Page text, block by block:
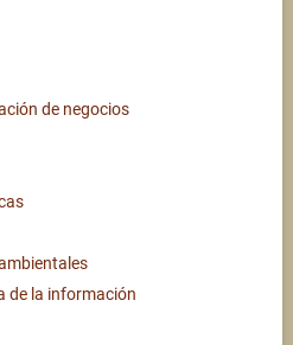
de negocios
de la información